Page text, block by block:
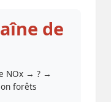
de
NOx → ? →
forêts